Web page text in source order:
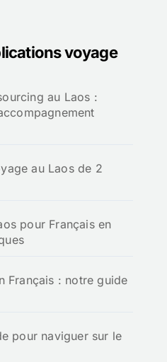
voyage
au Laos :
au Laos de 2
pour Français en
Français : notre guide
pour naviguer sur le